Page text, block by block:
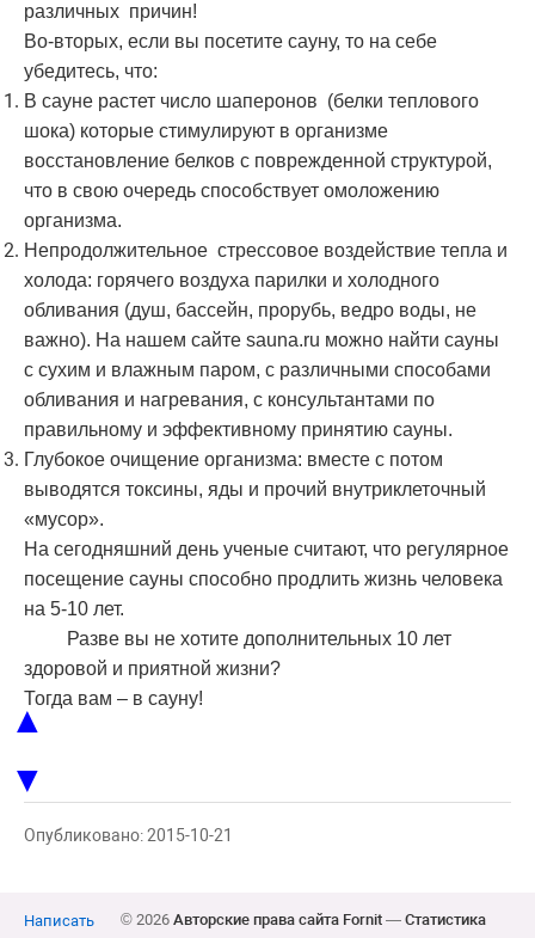
различных причин!
Во-вторых, если вы посетите сауну, то на себе
убедитесь, что:
В сауне растет число шаперонов (белки теплового
шока) которые стимулируют в организме
восстановление белков с поврежденной структурой,
что в свою очередь способствует омоложению
организма.
Непродолжительное стрессовое воздействие тепла и
холода: горячего воздуха парилки и холодного
обливания (душ, бассейн, прорубь, ведро воды, не
важно). На нашем сайте sauna.ru можно найти сауны
с сухим и влажным паром, с различными способами
обливания и нагревания, с консультантами по
правильному и эффективному принятию сауны.
Глубокое очищение организма: вместе с потом
выводятся токсины, яды и прочий внутриклеточный
«мусор».
На сегодняшний день ученые считают, что регулярное
посещение сауны способно продлить жизнь человека
на 5-10 лет.
Разве вы не хотите дополнительных 10 лет
здоровой и приятной жизни?
Тогда вам – в сауну!
Опубликовано: 2015-10-21
Написать © 2026 Авторские права сайта Fornit— Статистика
▲
▼